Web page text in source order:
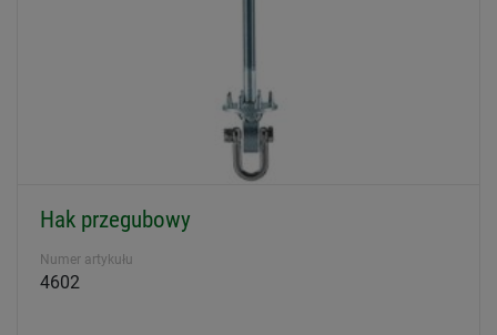
Hak przegubowy
Numer artykułu
4602